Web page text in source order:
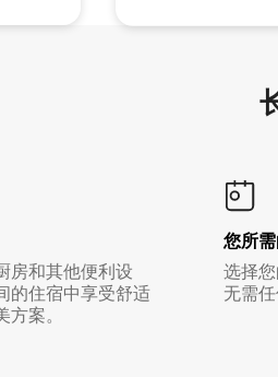
房和其他便利设
的住宿中享受舒适
案。
您所
选择
无需